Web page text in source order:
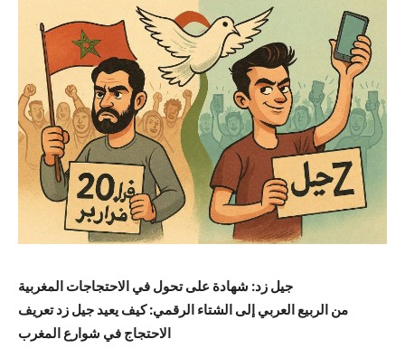
جيل زد: شهادة على تحول في الاحتجاجات المغربية
من الربيع العربي إلى الشتاء الرقمي: كيف يعيد جيل زد تعريف
الاحتجاج في شوارع المغرب